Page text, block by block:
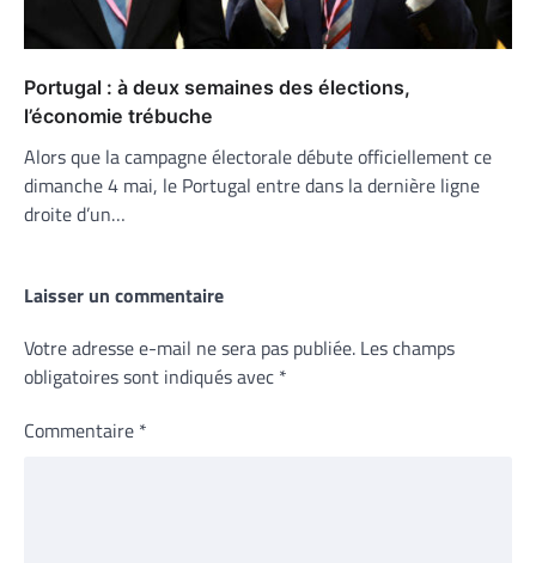
Portugal : à deux semaines des élections,
l’économie trébuche
Alors que la campagne électorale débute officiellement ce
dimanche 4 mai, le Portugal entre dans la dernière ligne
droite d’un…
Laisser un commentaire
Votre adresse e-mail ne sera pas publiée. Les champs
obligatoires sont indiqués avec *
Commentaire *